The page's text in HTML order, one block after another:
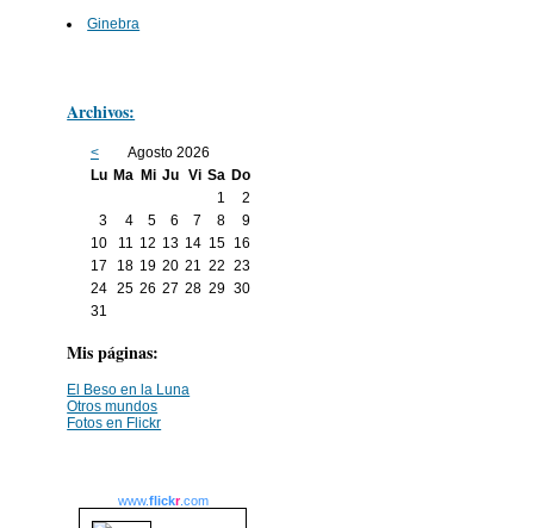
Ginebra
Archivos:
<
Agosto 2026
Lu Ma Mi Ju Vi Sa Do
1
2
3
4 5 6 7 8
9
10
11 12 13 14 15 16
17
18 19 20 21 22 23
24 25 26 27 28 29 30
31
Mis páginas:
El Beso en la Luna
Otros mundos
Fotos en Flickr
www.flickr.com